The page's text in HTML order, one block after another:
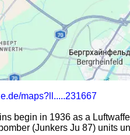
maps?ll.....231667
begin in 1936 as a
(Junkers Ju 87) units